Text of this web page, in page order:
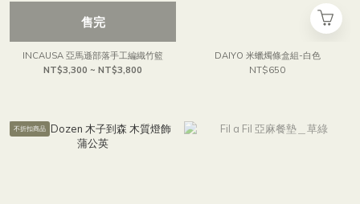
售完
INCAUSA 亞馬遜部落手工編織竹籃
NT$3,300 ~ NT$3,800
DAIYO 米蠟燭條盒組-白色
NT$650
不折扣商品